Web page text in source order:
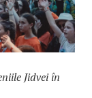
Jidvei în